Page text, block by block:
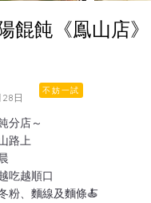
餛飩《鳯山店》
日
不妨一試
分店～
路上
吃越順口
粉、麵線及麵條🍝